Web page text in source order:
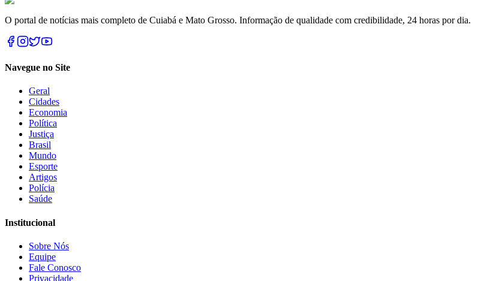
O portal de notícias mais completo de Cuiabá e Mato Grosso. Informação de qualidade com credibilidade, 24 horas por dia.
Navegue no Site
Geral
Cidades
Economia
Política
Justiça
Brasil
Mundo
Esporte
Artigos
Polícia
Saúde
Institucional
Sobre Nós
Equipe
Fale Conosco
Privacidade